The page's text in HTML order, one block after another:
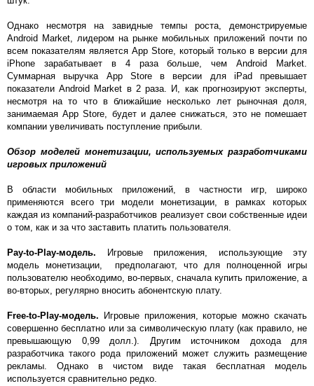
Однако несмотря на завидные темпы роста, демонстрируемые
Android Market, лидером на рынке мобильных приложений почти по
всем показателям является App Store, который только в версии для
iPhone зарабатывает в 4 раза больше, чем Android Market.
Суммарная выручка App Store в версии для iPad превышает
показатели Android Market в 2 раза. И, как прогнозируют эксперты,
несмотря на то что в ближайшие несколько лет рыночная доля,
занимаемая App Store, будет и далее снижаться, это не помешает
компании увеличивать поступление прибыли.
Обзор моделей монетизации, используемых разработчиками
игровых приложений
В области мобильных приложений, в частности игр, широко
применяются всего три модели монетизации, в рамках которых
каждая из компаний-разработчиков реализует свои собственные идеи
о том, как и за что заставить платить пользователя.
Pay-to-Play-модель. Игровые приложения, использующие эту
модель монетизации, предполагают, что для полноценной игры
пользователю необходимо, во-первых, сначала купить приложение, а
во-вторых, регулярно вносить абонентскую плату.
Free-to-Play-модель. Игровые приложения, которые можно скачать
совершенно бесплатно или за символическую плату (как правило, не
превышающую 0,99 долл.). Другим источником дохода для
разработчика такого рода приложений может служить размещение
рекламы. Однако в чистом виде такая бесплатная модель
используется сравнительно редко.